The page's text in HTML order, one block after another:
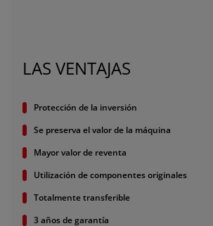
EAST AND
Solicita un presupuesto
LAS VENTAJAS
Protección de la inversión
Se preserva el valor de la máquina
Mayor valor de reventa
Utilización de componentes originales
Totalmente transferible
3 años de garantía